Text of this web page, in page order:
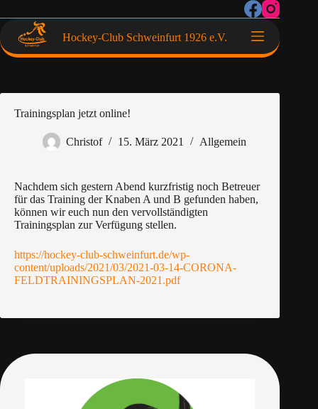
Hockey-Club Schweinfurt 1926 e.V.
Trainingsplan jetzt online!
Christof 15. März 2021 Allgemein
Nachdem sich gestern Abend kurzfristig noch Betreuer
für das Training der Knaben A und B gefunden haben,
können wir euch nun den vervollständigten
Trainingsplan zur Verfügung stellen.
https://hockey-club-schweinfurt.de/wp-
content/uploads/2021/03/2021-03-14-CORONA-
FELDTRAININGSPLAN-2021.pdf